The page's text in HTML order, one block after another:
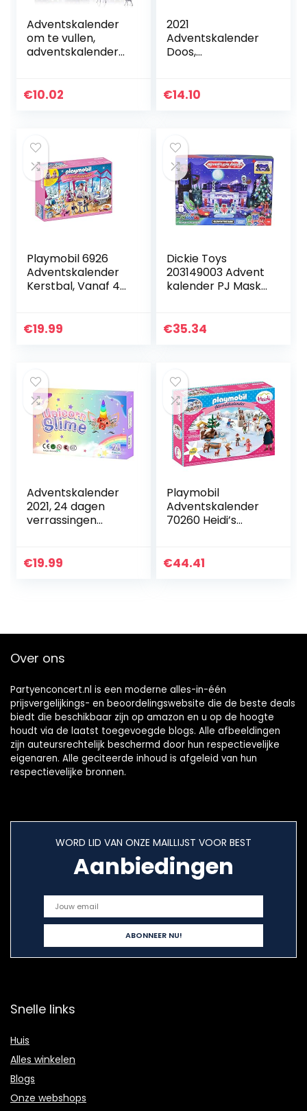
Adventskalender
om te vullen,
adventskalender
ozen, 1-24
€10.02
2021
Adventskalender
Doos,
Geschenkdoos
€14.10
Playmobil 6926
Adventskalender
Kerstbal, Vanaf 4
€19.99
Dickie Toys
203149003 Advent
kalender PJ Masks
speelgoed incl. 3
€35.34
Adventskalender
2021, 24 dagen
verrassingen
modderset,
€19.99
Playmobil
Adventskalender
70260 Heidi’s
Jaar, 68-delig
€44.41
Over ons
Partyenconcert.nl is een moderne alles-in-één
prijsvergelijkings- en beoordelingswebsite die de beste deals
biedt die beschikbaar zijn op amazon en u op de hoogte
houdt via de laatst toegevoegde blogs. Alle afbeeldingen
zijn auteursrechtelijk beschermd door hun respectievelijke
eigenaren. Alle geciteerde inhoud is afgeleid van hun
respectievelijke bronnen.
WORD LID VAN ONZE MAILLIJST VOOR BEST
Aanbiedingen
Snelle links
Huis
Alles winkelen
Blogs
Onze webshops